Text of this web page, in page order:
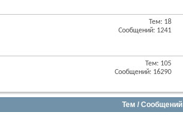
Тем: 18
Сообщений: 1241
Тем: 105
Сообщений: 16290
Тем / Сообщений